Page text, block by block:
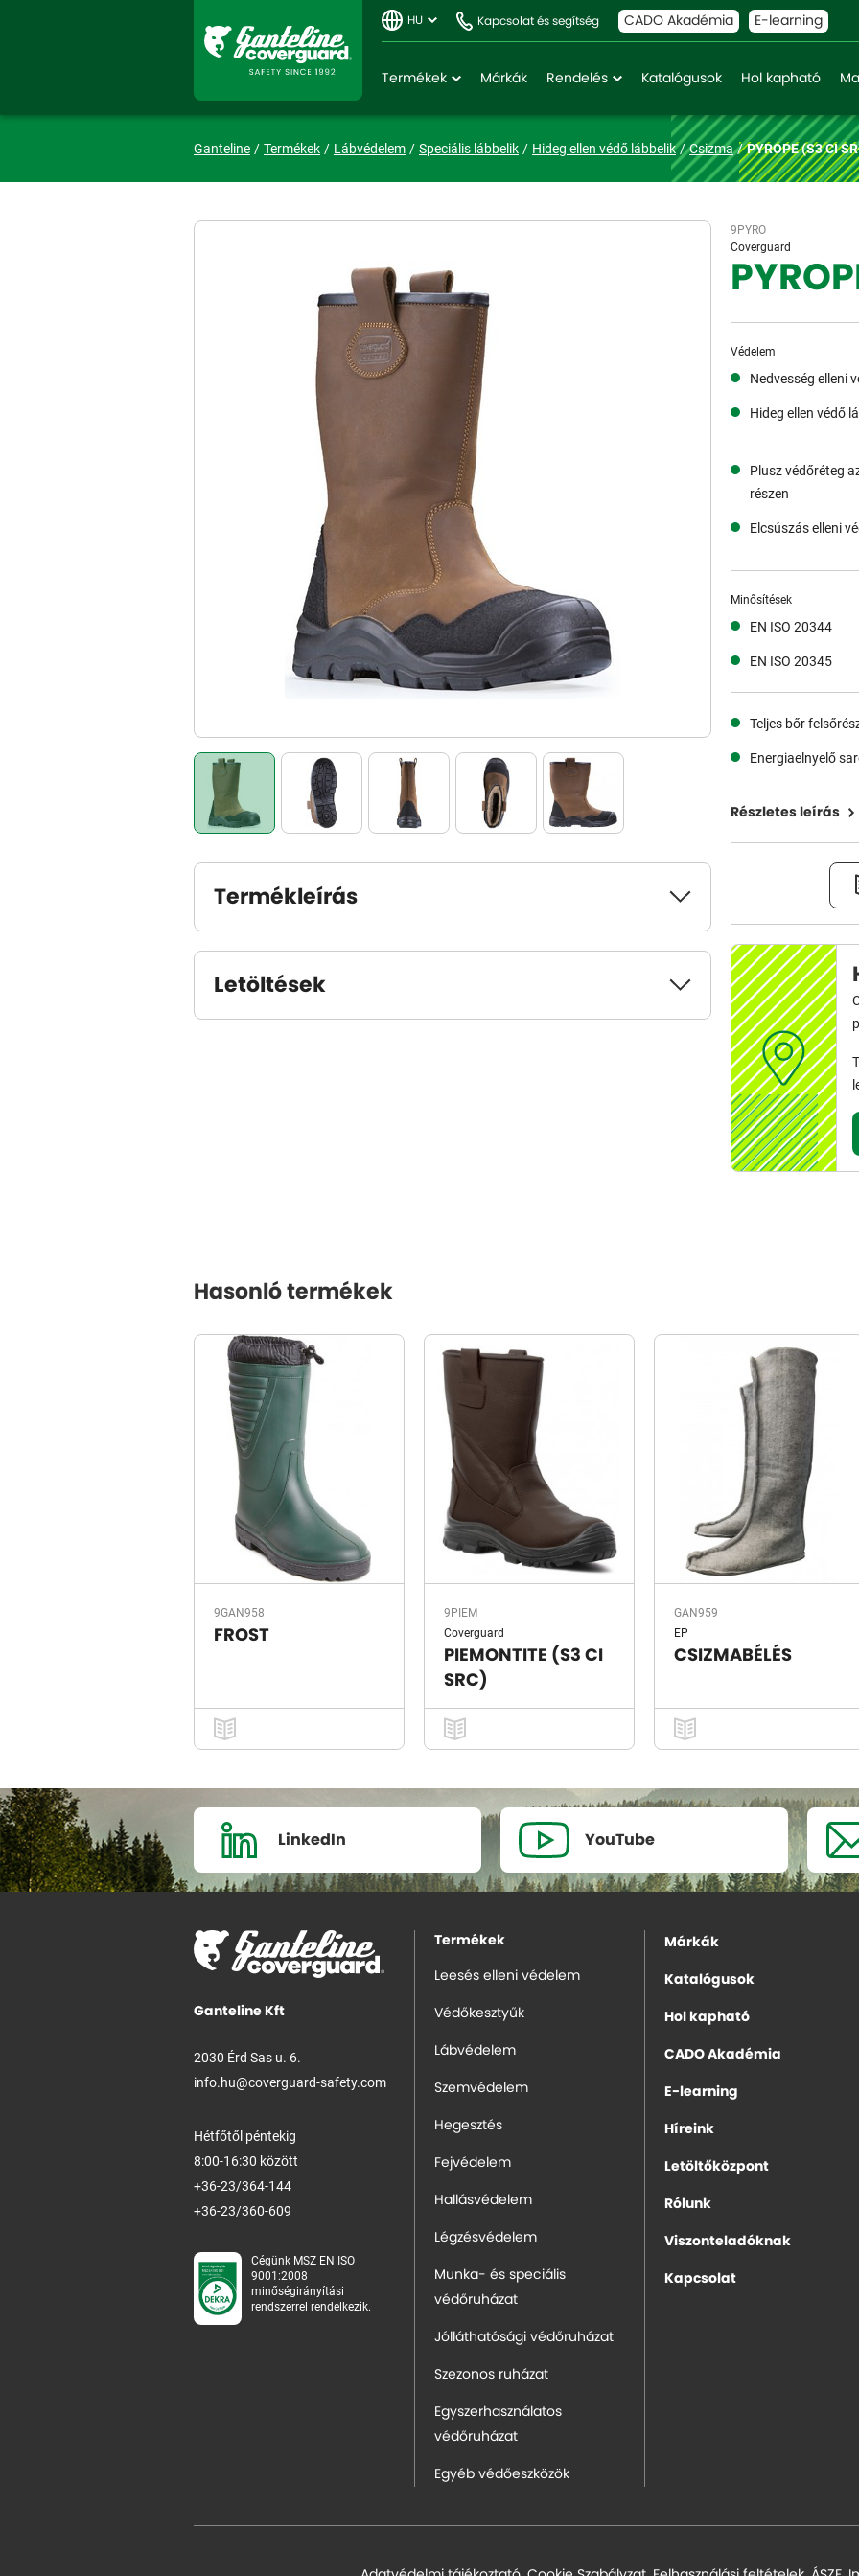
HU Kapcsolat és segítség CADO Akadémia E-learning
Termékek Márkák Rendelés Katalógusok Hol kapható
Ganteline Termékek Lábvédelem Speciális lábbelik Hideg ellen védő lábbelik Csizma PYROPE (S3 CI
Termékleírás
Letöltések
9PYRO
Coverguard
Védelem
Nedvesség elleni
Hideg ellen védő
Plusz védőréteg
részen
Elcsúszás elleni
Minősítések
EN ISO 20344
EN ISO 20345
Teljes bőr
Energiaelnyelő
Részletes leírás
Hasonló termékek
9GAN958
FROST
9PIEM
Coverguard
PIEMONTITE (S3 CI
SRC)
GAN959
EP
CSIZMABÉLÉS
LinkedIn YouTube
Ganteline Kft
2030 Érd Sas u. 6.
info.hu@coverguard-safety.com
Hétfőtől péntekig
8:00-16:30 között
+36-23/364-144
+36-23/360-609
Cégünk MSZ EN ISO
9001:2008
minőségirányítási
rendszerrel rendelkezik.
Termékek
Leesés elleni védelem
Védőkesztyűk
Lábvédelem
Szemvédelem
Hegesztés
Fejvédelem
Hallásvédelem
Légzésvédelem
Munka- és speciális
védőruházat
Jólláthatósági védőruházat
Szezonos ruházat
Egyszerhasználatos
védőruházat
Egyéb védőeszközök
Márkák
Katalógusok
Hol kapható
CADO Akadémia
E-learning
Híreink
Letöltőközpont
Rólunk
Viszonteladóknak
Kapcsolat